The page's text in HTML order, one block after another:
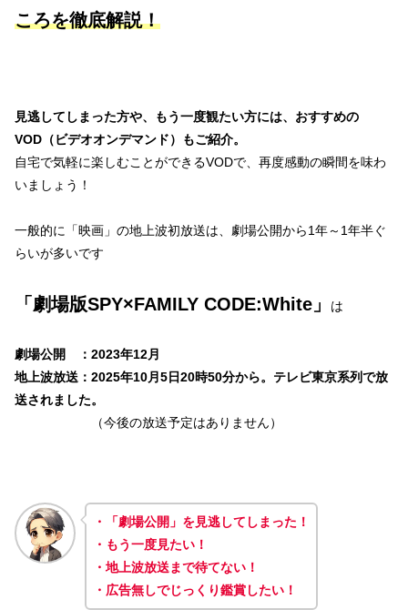
ころを徹底解説！
見逃してしまった方や、もう一度観たい方には、おすすめの
VOD（ビデオオンデマンド）もご紹介。
自宅で気軽に楽しむことができるVODで、再度感動の瞬間を味わ
いましょう！
一般的に「映画」の地上波初放送は、劇場公開から1年～1年半ぐ
らいが多いです
「劇場版SPY×FAMILY CODE:White」 は
劇場公開 ：2023年12月
地上波放送：2025年10月5日20時50分から。テレビ東京系列で放
送されました。
（今後の放送予定はありません）
・「劇場公開」を見逃してしまった！
・もう一度見たい！
・地上波放送まで待てない！
・広告無しでじっくり鑑賞したい！